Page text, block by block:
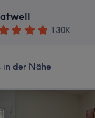
130K
in der Nähe